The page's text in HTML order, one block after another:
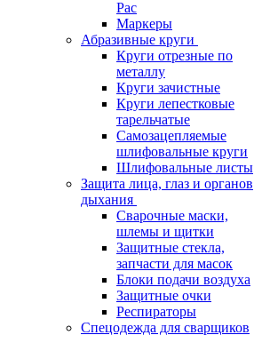
Pac
Маркеры
Абразивные круги
Круги отрезные по
металлу
Круги зачистные
Круги лепестковые
тарельчатые
Самозацепляемые
шлифовальные круги
Шлифовальные листы
Защита лица, глаз и органов
дыхания
Сварочные маски,
шлемы и щитки
Защитные стекла,
запчасти для масок
Блоки подачи воздуха
Защитные очки
Респираторы
Спецодежда для сварщиков